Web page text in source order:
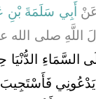
أَبِي سَلَمَةَ بْنِ
اللَّهِ صلى الله
السَّمَاءِ الدُّنْيَا